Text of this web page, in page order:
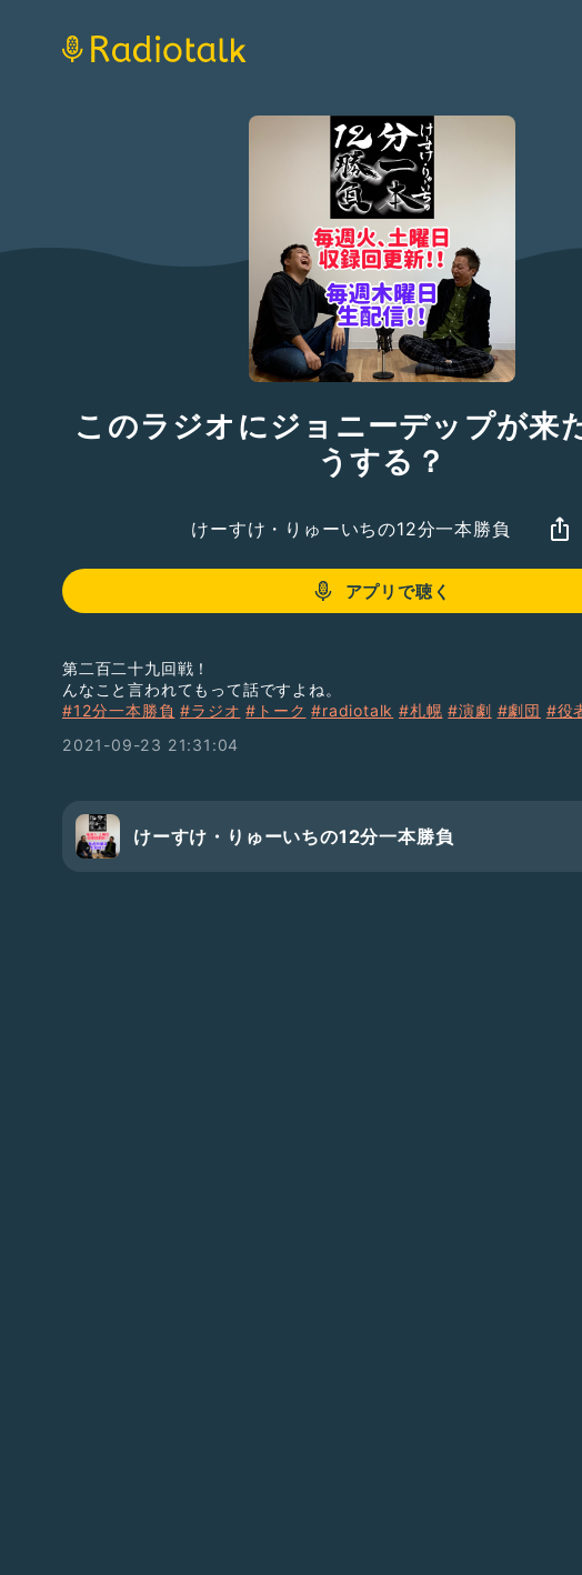
このラジオにジョニーデップが来
うする？
けーすけ・りゅーいちの12分一本勝負
アプリで聴く
第二百二十九回戦！
んなこと言われてもって話ですよね。
#12分一本勝負 #ラジオ #トーク #radiotalk #札幌 #演劇 #劇団 #役
2021-09-23 21:31:04
けーすけ・りゅーいちの12分一本勝負